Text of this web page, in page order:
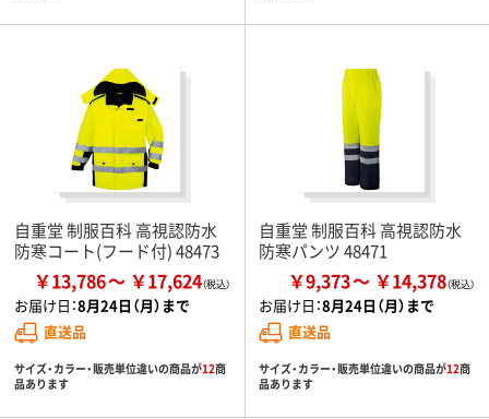
自重堂 制服百科 高視認防水
防寒コート(フード付) 48473
￥13,786 ￥17,624
お届け日：8月24日（月）まで
直送品
サイズ・カラー・販売単位違いの商品が12商
品あります
自重堂 制服百科 高視認防水
防寒パンツ 48471
￥9,373 ￥14,378
お届け日：8月24日（月）まで
直送品
サイズ・カラー・販売単位違いの商品が12商
品あります